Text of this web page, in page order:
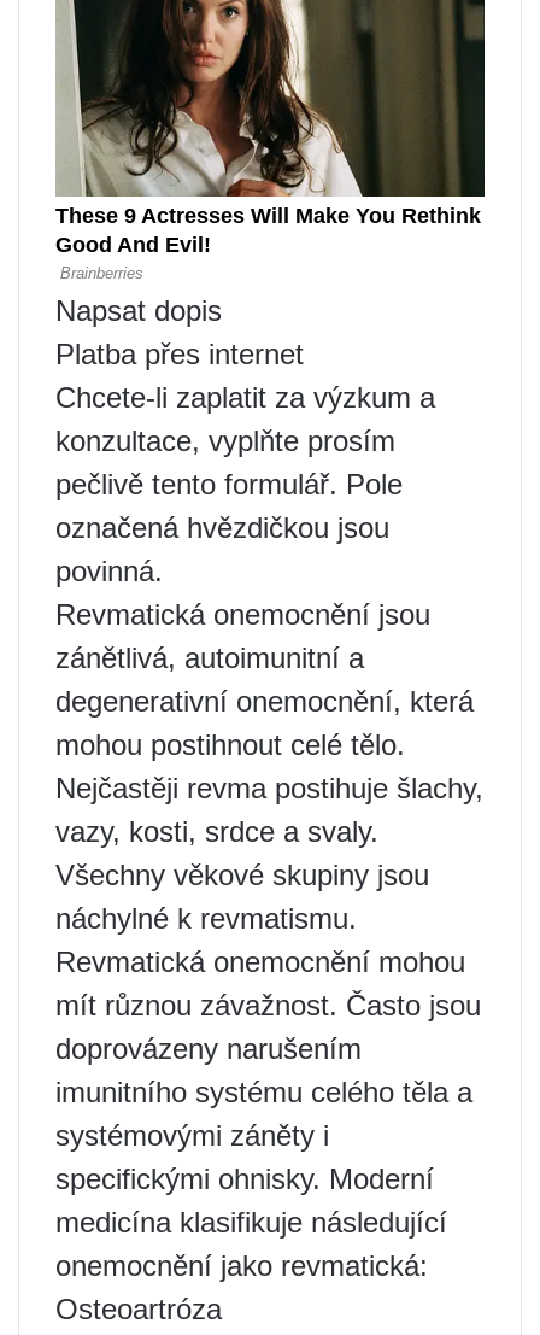
Napsat dopis
Platba přes internet
Chcete-li zaplatit za výzkum a
konzultace, vyplňte prosím
pečlivě tento formulář. Pole
označená hvězdičkou jsou
povinná.
Revmatická onemocnění jsou
zánětlivá, autoimunitní a
degenerativní onemocnění, která
mohou postihnout celé tělo.
Nejčastěji revma postihuje šlachy,
vazy, kosti, srdce a svaly.
Všechny věkové skupiny jsou
náchylné k revmatismu.
Revmatická onemocnění mohou
mít různou závažnost. Často jsou
doprovázeny narušením
imunitního systému celého těla a
systémovými záněty i
specifickými ohnisky. Moderní
medicína klasifikuje následující
onemocnění jako revmatická:
Osteoartróza